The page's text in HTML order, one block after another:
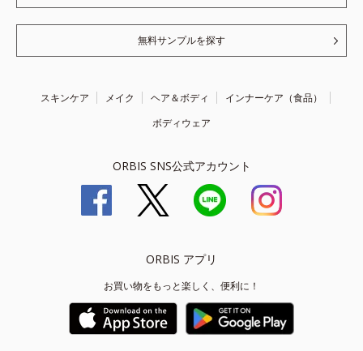
無料サンプルを探す
スキンケア メイク ヘア＆ボディ
インナーケア（食品）
ボディウェア
ORBIS SNS公式アカウント
ORBIS アプリ
お買い物をもっと楽しく、便利に！